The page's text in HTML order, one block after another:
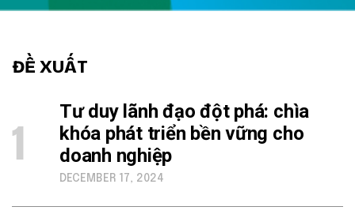
ĐỀ XUẤT
1
Tư duy lãnh đạo đột phá: chìa
khóa phát triển bền vững cho
doanh nghiệp
DECEMBER 17, 2024